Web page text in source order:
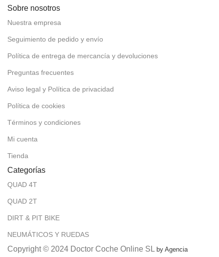
Sobre nosotros
Nuestra empresa
Seguimiento de pedido y envío
Política de entrega de mercancía y devoluciones
Preguntas frecuentes
Aviso legal y Política de privacidad
Política de cookies
Términos y condiciones
Mi cuenta
Tienda
Categorías
QUAD 4T
QUAD 2T
DIRT & PIT BIKE
NEUMÁTICOS Y RUEDAS
Copyright © 2024 Doctor Coche Online SL by Agencia